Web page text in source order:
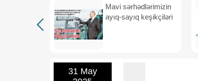
Mavi sərhədlərimizin
ayıq-sayıq keşikçiləri
31 May